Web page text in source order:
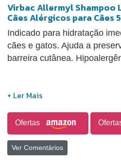
Virbac Allermyl Shampoo
Cães Alérgicos para Cães
Indicado para hidratação
cães e gatos. Ajuda a
barreira cutânea.
Ofertas
Ver Comentários